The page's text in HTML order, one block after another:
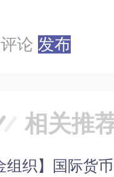
论 发布
相关推